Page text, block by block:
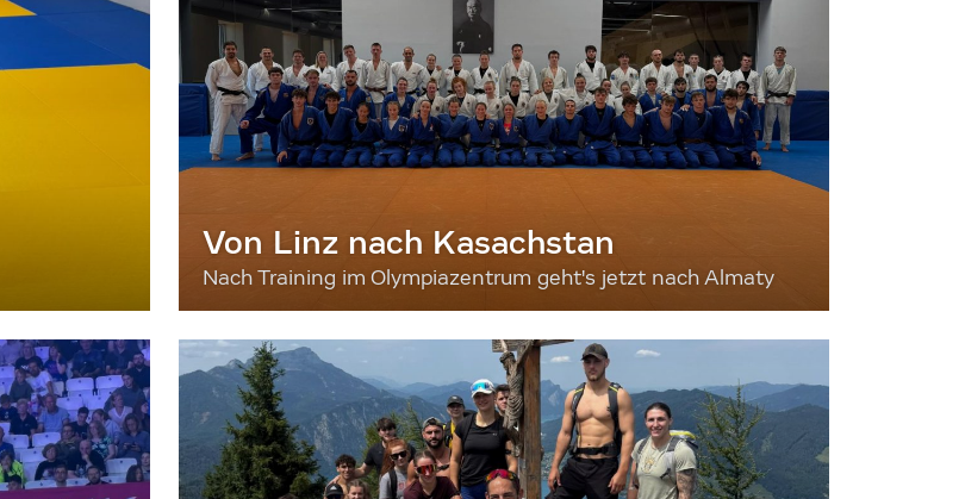
Von Linz nach Kasachstan
Nach Training im Olympiazentrum geht's jetzt nach Almaty